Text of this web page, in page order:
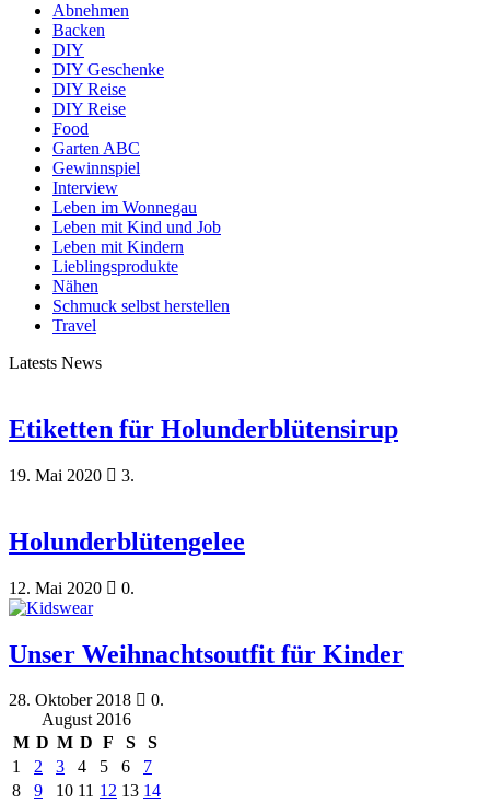
Abnehmen
Backen
DIY
DIY Geschenke
DIY Reise
DIY Reise
Food
Garten ABC
Gewinnspiel
Interview
Leben im Wonnegau
Leben mit Kind und Job
Leben mit Kindern
Lieblingsprodukte
Nähen
Schmuck selbst herstellen
Travel
Latests News
Etiketten für Holunderblütensirup
19. Mai 2020 3.
Holunderblütengelee
12. Mai 2020 0.
Unser Weihnachtsoutfit für Kinder
28. Oktober 2018
0.
August 2016
M D M D F S
S
1
2 3 4 5 6
7
8
9 10 11 12 13 14